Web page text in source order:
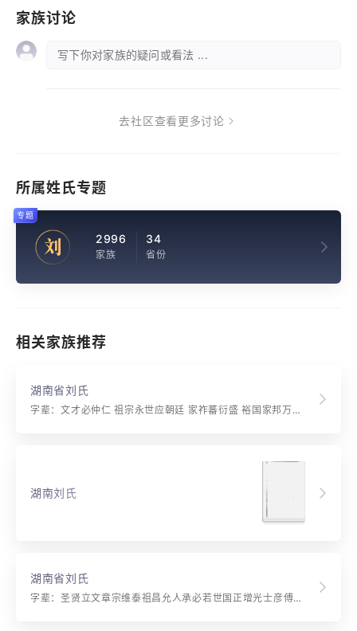
家族讨论
写下你对家族的疑问或看法 ...
去社区查看更多讨论
所属姓氏专题
刘 2996
家族
34
省份
专题
相关家族推荐
湖南省刘氏
字辈：文才必仲仁 祖宗永世应朝廷 家祚蕃衍盛 裕国家邦万载兴 代隆继述善 孝友克敦伦纪明 惟德能光显 卓高诗礼远昌荣
湖南刘氏
湖南省刘氏
字辈：圣贤立文章宗维泰祖昌允人承必若世国正增光士彦傅经学雄图掁汉邦克家明俊德忠孝树纲常